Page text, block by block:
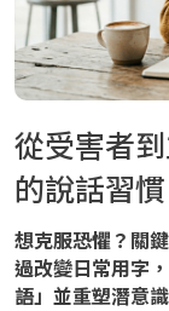
從受害者
的說話習
想克服恐懼？關
過改變日常用字
語」並重塑潛意